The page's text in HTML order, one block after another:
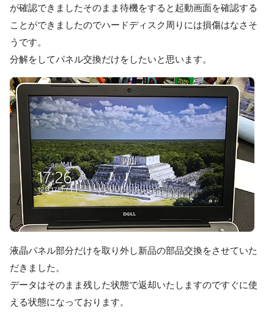
が確認できましたそのまま待機をすると起動画面を確認する
ことができましたのでハードディスク周りには損傷はなさそ
うです。
分解をしてパネル交換だけをしたいと思います。
液晶パネル部分だけを取り外し新品の部品交換をさせていた
だきました。
データはそのまま残した状態で返却いたしますのですぐに使
える状態になっております。